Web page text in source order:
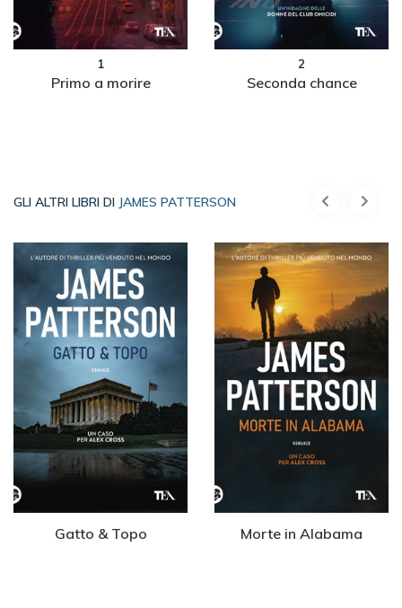
1
Primo a morire
2
Seconda chance
GLI ALTRI LIBRI DI JAMES PATTERSON
Gatto & Topo Morte in Alabama